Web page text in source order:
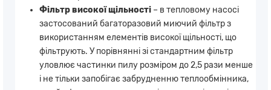
Фільтр високої щільності – в тепловому насосі
застосований багаторазовий миючий фільтр з
використанням елементів високої щільності, що
фільтрують. У порівнянні зі стандартним фільтр
уловлює частинки пилу розміром до 2,5 рази менше
і не тільки запобігає забрудненню теплообмінника,